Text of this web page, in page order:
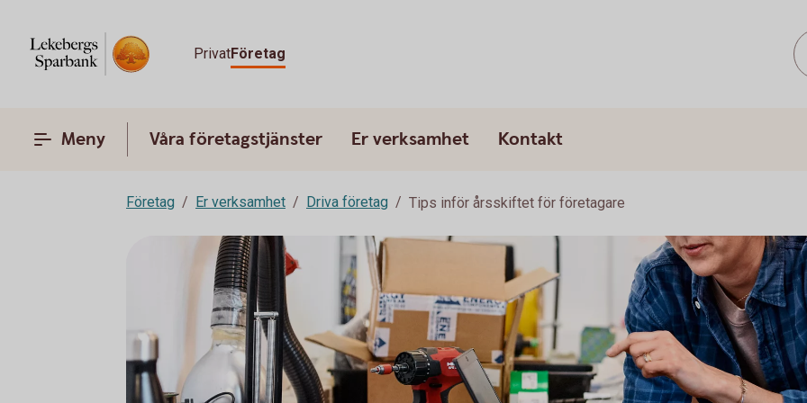
PrivatFöretag
Meny Våra företagstjänster Er verksamhet Kontakt
Företag Er verksamhet Driva företag Tips inför årsskiftet för företagare